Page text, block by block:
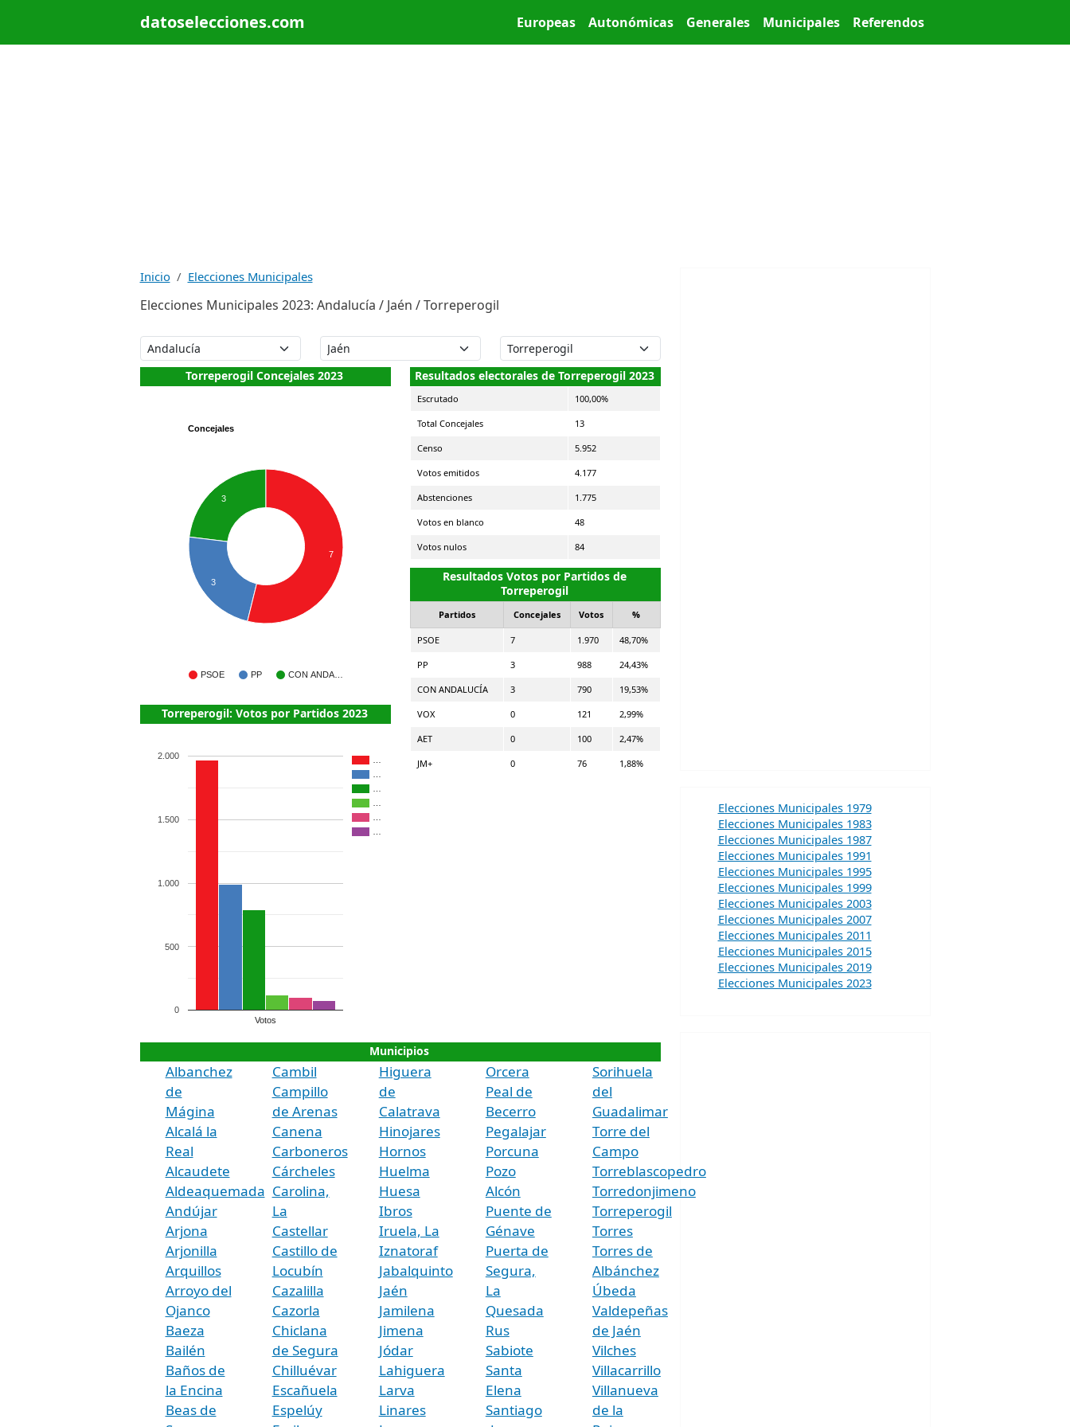
datoselecciones.com Main menu
Europeas Autonómicas Generales Municipales Referendos
Inicio Elecciones Municipales
Elecciones Municipales 2023: Andalucía / Jaén / Torreperogil
Torreperogil Concejales 2023
Concejales
PSOE PP CON ANDA…
3
3
7
Torreperogil: Votos por Partidos 2023
Votos
0
500
1.000
1.500
2.000
Resultados electorales de Torreperogil 2023
Escrutado 100,00%
Total Concejales 13
Censo 5.952
Votos emitidos 4.177
Abstenciones 1.775
Votos en blanco 48
Votos nulos 84
Resultados Votos por Partidos de
Torreperogil
Partidos Concejales Votos %
PSOE 7 1.970 48,70%
PP 3 988 24,43%
CON ANDALUCÍA 3 790 19,53%
VOX 0 121 2,99%
AET 0 100 2,47%
JM+ 0 76 1,88%
Municipios
Albanchez
de
Mágina
Alcalá la
Real
Alcaudete
Aldeaquemada
Andújar
Arjona
Arjonilla
Arquillos
Arroyo del
Ojanco
Baeza
Bailén
Baños de
la Encina
Beas de
Cambil
Campillo
de Arenas
Canena
Carboneros
Cárcheles
Carolina,
La
Castellar
Castillo de
Locubín
Cazalilla
Cazorla
Chiclana
de Segura
Chilluévar
Escañuela
Espelúy
Higuera
de
Calatrava
Hinojares
Hornos
Huelma
Huesa
Ibros
Iruela, La
Iznatoraf
Jabalquinto
Jaén
Jamilena
Jimena
Jódar
Lahiguera
Larva
Linares
Orcera
Peal de
Becerro
Pegalajar
Porcuna
Pozo
Alcón
Puente de
Génave
Puerta de
Segura,
La
Quesada
Rus
Sabiote
Santa
Elena
Santiago
Sorihuela
del
Guadalimar
Torre del
Campo
Torreblascopedro
Torredonjimeno
Torreperogil
Torres
Torres de
Albánchez
Úbeda
Valdepeñas
de Jaén
Vilches
Villacarrillo
Villanueva
de la
Elecciones Municipales 1979
Elecciones Municipales 1983
Elecciones Municipales 1987
Elecciones Municipales 1991
Elecciones Municipales 1995
Elecciones Municipales 1999
Elecciones Municipales 2003
Elecciones Municipales 2007
Elecciones Municipales 2011
Elecciones Municipales 2015
Elecciones Municipales 2019
Elecciones Municipales 2023